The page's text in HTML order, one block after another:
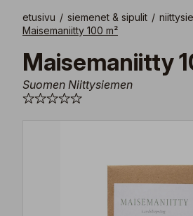
etusivu / siemenet & sipulit /
Maisemaniitty 100 m²
Maisemaniitty
Suomen Niittysiemen